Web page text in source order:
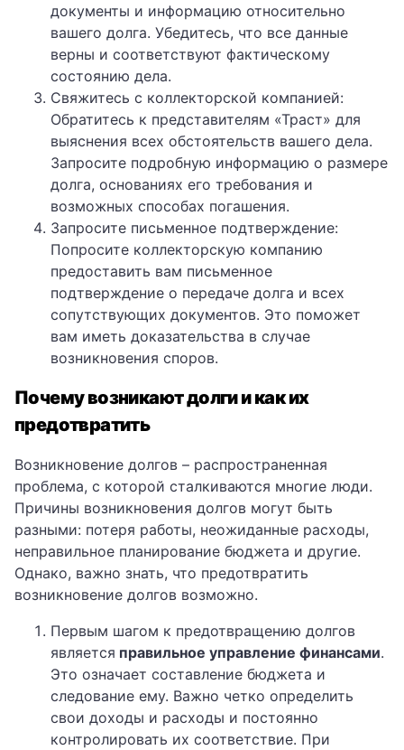
документы и информацию относительно
вашего долга. Убедитесь, что все данные
верны и соответствуют фактическому
состоянию дела.
Свяжитесь с коллекторской компанией:
Обратитесь к представителям «Траст» для
выяснения всех обстоятельств вашего дела.
Запросите подробную информацию о размере
долга, основаниях его требования и
возможных способах погашения.
Запросите письменное подтверждение:
Попросите коллекторскую компанию
предоставить вам письменное
подтверждение о передаче долга и всех
сопутствующих документов. Это поможет
вам иметь доказательства в случае
возникновения споров.
Почему возникают долги и как их
предотвратить
Возникновение долгов – распространенная
проблема, с которой сталкиваются многие люди.
Причины возникновения долгов могут быть
разными: потеря работы, неожиданные расходы,
неправильное планирование бюджета и другие.
Однако, важно знать, что предотвратить
возникновение долгов возможно.
Первым шагом к предотвращению долгов
является правильное управление финансами.
Это означает составление бюджета и
следование ему. Важно четко определить
свои доходы и расходы и постоянно
контролировать их соответствие. При